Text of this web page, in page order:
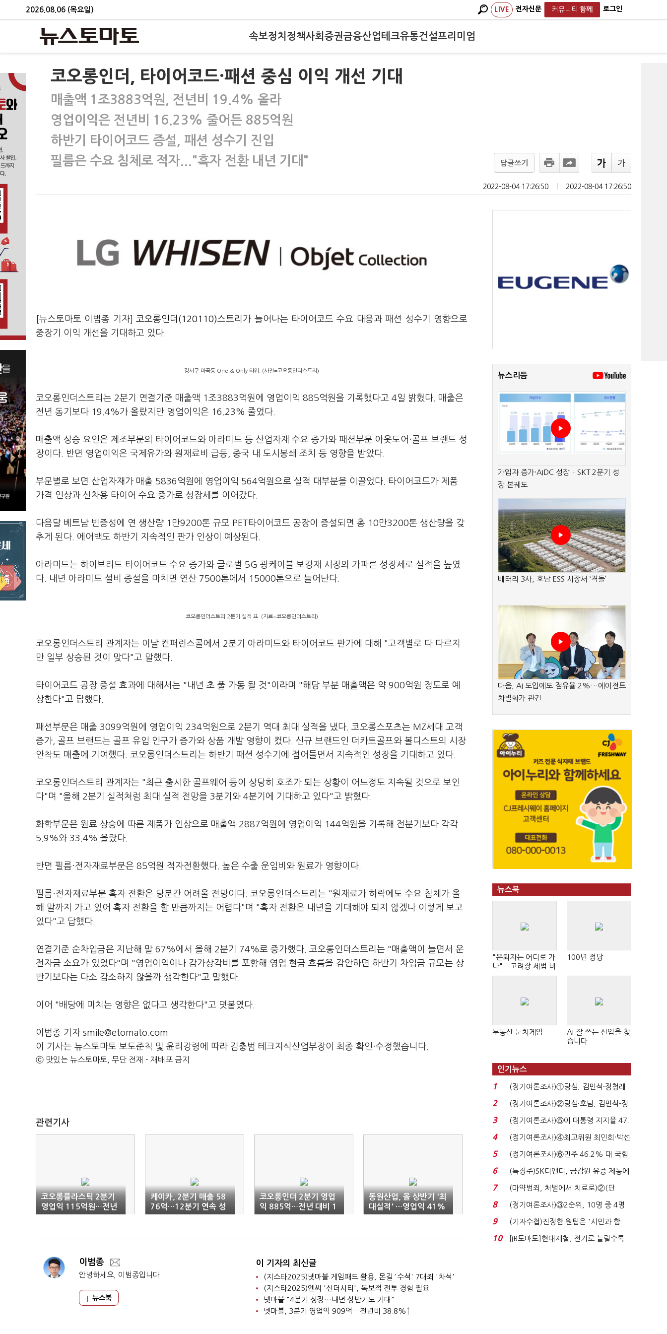
2026.08.06 (목요일) LIVE 전자신문 커뮤니티 함께 로그인
속보정치 정책사회 증권금융산업테크유통건설프리미엄
코오롱인더, 타이어코드·패션 중심 이익 개선 기대
매출액 1조3883억원, 전년비 19.4% 올라
영업이익은 전년비 16.23% 줄어든 885억원
하반기 타이어코드 증설, 패션 성수기 진입
필름은 수요 침체로 적자..."흑자 전환 내년 기대"
답글쓰기
2022-08-04 17:26:50 2022-08-04 17:26:50
[뉴스토마토 이범종 기자]코오롱인더(120110)스트리가 늘어나는 타이어코드 수요 대응과 패션 성수기 영향으로
중장기 이익 개선을 기대하고 있다.
강서구 마곡동 One & Only 타워. (사진=코오롱인더스트리)
코오롱인더스트리는 2분기 연결기준 매출액 1조3883억원에 영업이익 885억원을 기록했다고 4일 밝혔다. 매출은
전년 동기보다 19.4%가 올랐지만 영업이익은 16.23% 줄었다.
매출액 상승 요인은 제조부문의 타이어코드와 아라미드 등 산업자재 수요 증가와 패션부문 아웃도어·골프 브랜드 성
장이다. 반면 영업이익은 국제유가와 원재료비 급등, 중국 내 도시봉쇄 조치 등 영향을 받았다.
부문별로 보면 산업자재가 매출 5836억원에 영업이익 564억원으로 실적 대부분을 이끌었다. 타이어코드가 제품
가격 인상과 신차용 타이어 수요 증가로 성장세를 이어갔다.
다음달 베트남 빈증성에 연 생산량 1만9200톤 규모 PET타이어코드 공장이 증설되면 총 10만3200톤 생산량을 갖
추게 된다. 에어백도 하반기 지속적인 판가 인상이 예상된다.
아라미드는 하이브리드 타이어코드 수요 증가와 글로벌 5G 광케이블 보강재 시장의 가파른 성장세로 실적을 높였
다. 내년 아라미드 설비 증설을 마치면 연산 7500톤에서 15000톤으로 늘어난다.
코오롱인더스트리 2분기 실적 표. (자료=코오롱인더스트리)
코오롱인더스트리 관계자는 이날 컨퍼런스콜에서 2분기 아라미드와 타이어코드 판가에 대해 "고객별로 다 다르지
만 일부 상승된 것이 맞다"고 말했다.
타이어코드 공장 증설 효과에 대해서는 "내년 초 풀 가동 될 것"이라며 "해당 부분 매출액은 약 900억원 정도로 예
상한다"고 답했다.
패션부문은 매출 3099억원에 영업이익 234억원으로 2분기 역대 최대 실적을 냈다. 코오롱스포츠는 MZ세대 고객
증가, 골프 브랜드는 골프 유입 인구가 증가와 상품 개발 영향이 컸다. 신규 브랜드인 더카트골프와 볼디스트의 시장
안착도 매출에 기여했다. 코오롱인더스트리는 하반기 패션 성수기에 접어들면서 지속적인 성장을 기대하고 있다.
코오롱인더스트리 관계자는 "최근 출시한 골프웨어 등이 상당히 호조가 되는 상황이 어느정도 지속될 것으로 보인
다"며 "올해 2분기 실적처럼 최대 실적 전망을 3분기와 4분기에 기대하고 있다"고 밝혔다.
화학부문은 원료 상승에 따른 제품가 인상으로 매출액 2887억원에 영업이익 144억원을 기록해 전분기보다 각각
5.9%와 33.4% 올랐다.
반면 필름·전자재료부문은 85억원 적자전환했다. 높은 수출 운임비와 원료가 영향이다.
필름·전자재료부문 흑자 전환은 당분간 어려울 전망이다. 코오롱인더스트리는 "원재료가 하락에도 수요 침체가 올
해 말까지 가고 있어 흑자 전환을 할 만큼까지는 어렵다"며 "흑자 전환은 내년을 기대해야 되지 않겠나 이렇게 보고
있다"고 답했다.
연결기준 순차입금은 지난해 말 67%에서 올해 2분기 74%로 증가했다. 코오롱인더스트리는 "매출액이 늘면서 운
전자금 소요가 있었다"며 "영업이익이나 감가상각비를 포함해 영업 현금 흐름을 감안하면 하반기 차입금 규모는 상
반기보다는 다소 감소하지 않을까 생각한다"고 말했다.
이어 "배당에 미치는 영향은 없다고 생각한다"고 덧붙였다.
이범종 기자 smile@etomato.com
이 기사는 뉴스토마토 보도준칙 및 윤리강령에 따라 김충범 테크지식산업부장이 최종 확인·수정했습니다.
ⓒ 맛있는 뉴스토마토, 무단 전재 - 재배포 금지
관련기사
코오롱플라스틱 2분기
영업익 115억원…전년
비 39%↑
케이카, 2분기 매출 58
76억…12분기 연속 성
장
코오롱인더 2분기 영업
익 885억…전년 대비 1
6.3%↓
동원산업, 올 상반기 '최
대실적' …영업익 41%
↑
이범종
안녕하세요, 이범종입니다.
뉴스북
이 기자의 최신글
(지스타2025)넷마블 게임패드 활용, 몬길 '수석' 7대죄 '차석'
(지스타2025)엔씨 '신더시티', 독보적 전투 경험 필요
넷마블 "4분기 성장…내년 상반기도 기대"
넷마블, 3분기 영업익 909억…전년비 38.8%↑
뉴스리듬
가입자 증가·AIDC 성장…SKT 2분기 성
장 본궤도
배터리 3사, 호남 ESS 시장서 ‘격돌’
다음, AI 도입에도 점유율 2%…에이전트
차별화가 관건
뉴스북
"은퇴자는 어디로 가
나"…고려장 세법 비
판 확산
100년 정당
부동산 눈치게임
AI 잘 쓰는 신입을 찾
습니다
인기뉴스
1
(정기여론조사)①당심, 김민석·정청래
'초접전'…대통령 ...
2
(정기여론조사)②당심·호남, 김민석-정
청래 '초접전'...
3
(정기여론조사)⑤이 대통령 지지율 47.
7%…일주일 만에 ...
4
(정기여론조사)④최고위원 최민희·박선
원 '양강'…서미...
5
(정기여론조사)⑥민주 46.2% 대 국힘
31.0%…오차범위 밖 ...
6
(특징주)SK디앤디, 금감원 유증 제동에
장 초반 상한가...
7
(마약범죄, 처벌에서 치료로)②(단
독)"마약은 전염병…여성...
8
(정기여론조사)③2순위, 10명 중 4명
'송영길'…정청래 '한 ...
9
(기자수첩)진정한 원팀은 '시민과 함
께'일 때 완성...
10
[IB토마토]현대제철, 전기로 늘릴수록